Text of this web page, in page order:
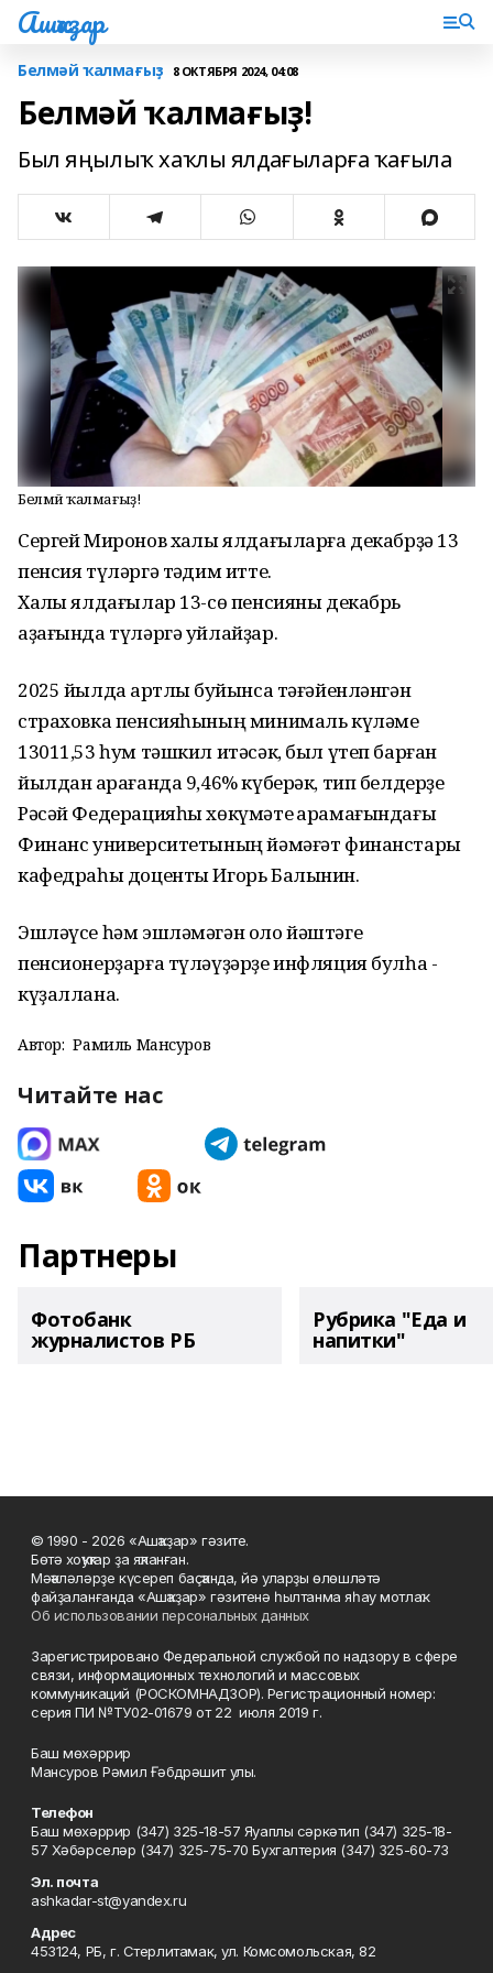
Ашҡаҙар
Белмәй ҡалмағыҙ 8 ОКТЯБРЯ 2024, 04:08
Белмәй ҡалмағыҙ!
Был яңылыҡ хаҡлы ялдағыларға ҡағыла
Белмәй ҡалмағыҙ!
Сергей Миронов хаҡлы ялдағыларға декабрҙә 13
пенсия түләргә тәҡдим итте.
Хаҡлы ялдағылар 13-сө пенсияны декабрь
аҙағында түләргә уйлайҙар.
2025 йылда ҡартлыҡ буйынса тәғәйенләнгән
страховка пенсияһының минималь күләме
13011,53 һум тәшкил итәсәк, был үтеп барған
йылдан ҡарағанда 9,46% күберәк, тип белдерҙе
Рәсәй Федерацияһы хөкүмәте ҡарамағындағы
Финанс университетының йәмәғәт финанстары
кафедраһы доценты Игорь Балынин.
Эшләүсе һәм эшләмәгән оло йәштәге
пенсионерҙарға түләүҙәрҙе инфляция булһа -
күҙаллана.
Автор: Рамиль Мансуров
Читайте нас
Партнеры
Фотобанк
журналистов РБ
Рубрика "Еда и
напитки"
© 1990 - 2026 «Ашҡаҙар» гәзите.
Бөтә хоҡуҡтар ҙа яҡланған.
Мәҡәләләрҙе күсереп баҫҡанда, йә уларҙы өлөшләтә
файҙаланғанда «Ашҡаҙар» гәзитенә һылтанма яһау мотлаҡ.
Об использовании персональных данных
Зарегистрировано Федеральной службой по надзору в сфере
связи, информационных технологий и массовых
коммуникаций (РОСКОМНАДЗОР). Регистрационный номер:
серия ПИ №ТУ02-01679 от 22 июля 2019 г.
Баш мөхәррир
Мансуров Рәмил Ғәбдрәшит улы.
Телефон
Баш мөхәррир (347) 325-18-57 Яуаплы сәркәтип (347) 325-18-
57 Хәбәрселәр (347) 325-75-70 Бухгалтерия (347) 325-60-73
Эл. почта
ashkadar-st@yandex.ru
Адрес
453124, РБ, г. Стерлитамак, ул. Комсомольская, 82